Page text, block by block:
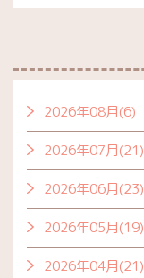
2026年08月(6)
2026年07月(21)
2026年06月(23)
2026年05月(19)
2026年04月(21)